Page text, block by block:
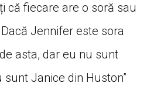
că fiecare are o soră sau
Jennifer este sora
asta, dar eu nu sunt
Janice din Huston”